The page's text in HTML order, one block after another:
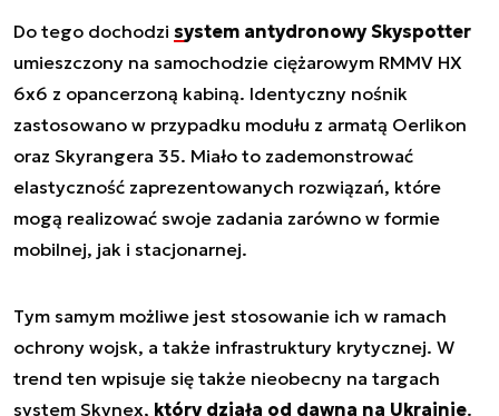
Do tego dochodzi system antydronowy Skyspotter
umieszczony na samochodzie ciężarowym RMMV HX
6x6 z opancerzoną kabiną. Identyczny nośnik
zastosowano w przypadku modułu z armatą Oerlikon
oraz Skyrangera 35. Miało to zademonstrować
elastyczność zaprezentowanych rozwiązań, które
mogą realizować swoje zadania zarówno w formie
mobilnej, jak i stacjonarnej.
Tym samym możliwe jest stosowanie ich w ramach
ochrony wojsk, a także infrastruktury krytycznej. W
trend ten wpisuje się także nieobecny na targach
system Skynex, który działa od dawna na Ukrainie.